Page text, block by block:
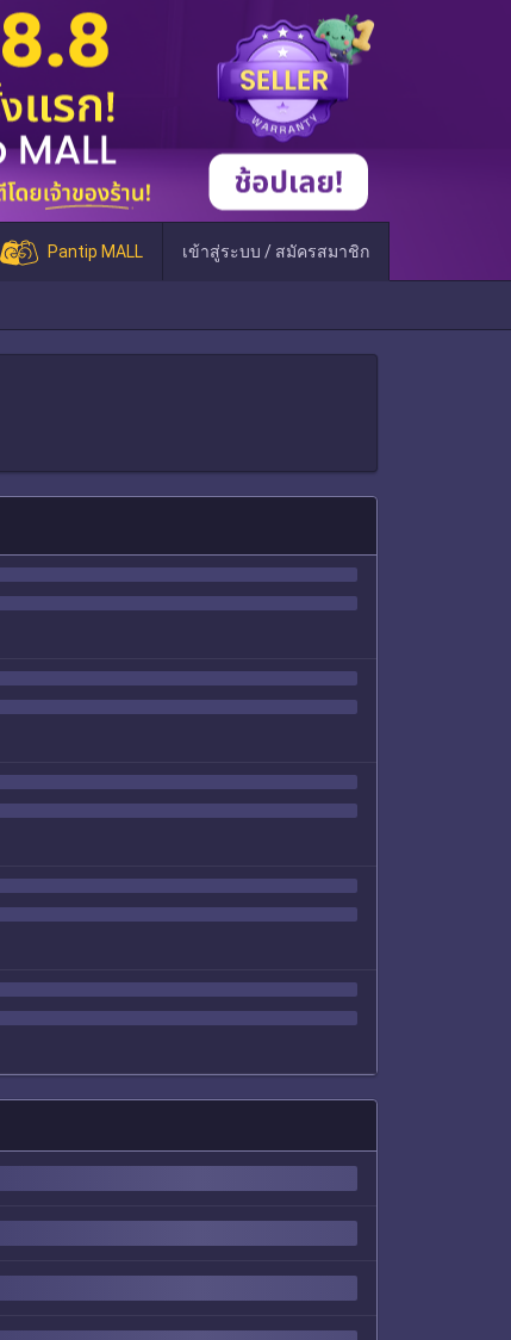
Pantip MALL เข้าสู่ระบบ / สมัครสมาชิก